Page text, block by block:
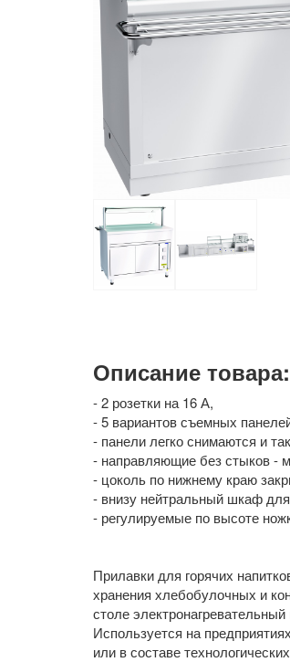
Описание товара:
- 2 розетки на 16 А,
- 5 вариантов съемных
- панели легко снимаются и
- направляющие без стыков -
- цоколь по нижнему краю
- внизу нейтральный шкаф для
- регулируемые по высоте
Прилавки для горячих
хранения хлебобулочных и
столе
Используется на
или в составе